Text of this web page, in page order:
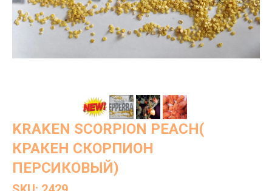
KRAKEN SCORPION PEACH(
КРАКЕН СКОРПИОН
ПЕРСИКОВЫЙ)